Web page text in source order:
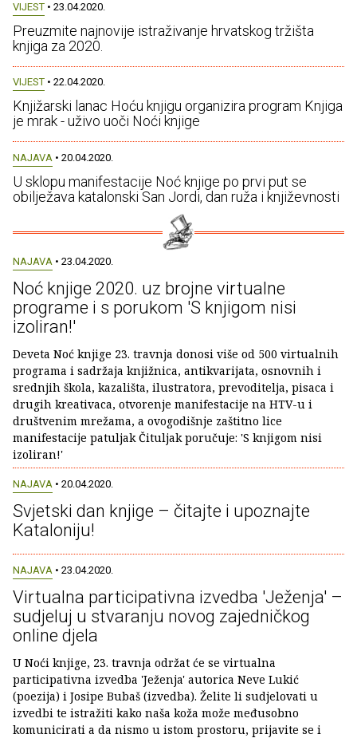
VIJEST • 23.04.2020.
Preuzmite najnovije istraživanje hrvatskog tržišta
knjiga za 2020.
VIJEST • 22.04.2020.
Knjižarski lanac Hoću knjigu organizira program Knjiga
je mrak - uživo uoči Noći knjige
NAJAVA • 20.04.2020.
U sklopu manifestacije Noć knjige po prvi put se
obilježava katalonski San Jordi, dan ruža i književnosti
NAJAVA • 23.04.2020.
Noć knjige 2020. uz brojne virtualne
programe i s porukom 'S knjigom nisi
izoliran!'
Deveta Noć knjige 23. travnja donosi više od 500 virtualnih
programa i sadržaja knjižnica, antikvarijata, osnovnih i
srednjih škola, kazališta, ilustratora, prevoditelja, pisaca i
drugih kreativaca, otvorenje manifestacije na HTV-u i
društvenim mrežama, a ovogodišnje zaštitno lice
manifestacije patuljak Čituljak poručuje: 'S knjigom nisi
izoliran!'
NAJAVA • 20.04.2020.
Svjetski dan knjige – čitajte i upoznajte
Kataloniju!
NAJAVA • 23.04.2020.
Virtualna participativna izvedba 'Ježenja' –
sudjeluj u stvaranju novog zajedničkog
online djela
U Noći knjige, 23. travnja održat će se virtualna
participativna izvedba 'Ježenja' autorica Neve Lukić
(poezija) i Josipe Bubaš (izvedba). Želite li sudjelovati u
izvedbi te istražiti kako naša koža može međusobno
komunicirati a da nismo u istom prostoru, prijavite se i